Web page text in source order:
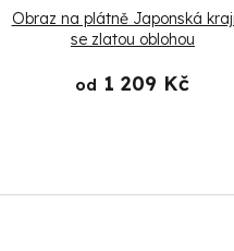
Obraz na plátně Japonská
se zlatou oblohou
od 1 209 Kč